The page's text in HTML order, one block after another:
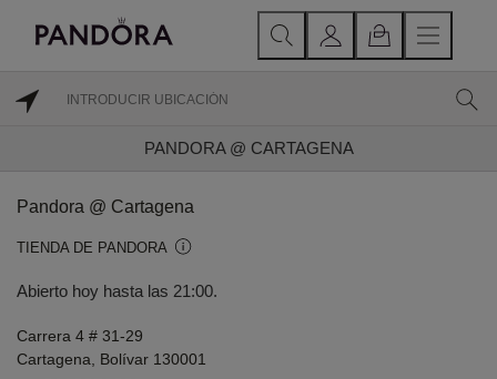
PANDORA @ CARTAGENA
Pandora @ Cartagena
TIENDA DE PANDORA
Abierto hoy hasta las 21:00.
Carrera 4 # 31-29
Cartagena, Bolívar 130001